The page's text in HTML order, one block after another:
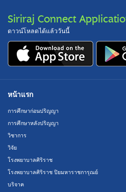
Siriraj Connect
ดาวน์โหลดได้แล้ววันนี้
หน้าแรก
การศึกษาก่อนปริญญา
การศึกษาหลังปริญญา
วิชาการ
วิจัย
โรงพยาบาลศิริราช
โรงพยาบาลศิริราช ปิยมหาราชการุณย์
บริจาค